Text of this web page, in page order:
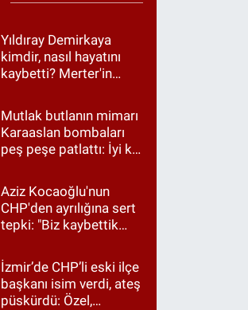
Yıldıray Demirkaya
kimdir, nasıl hayatını
kaybetti? Merter'in
mesajı
Mutlak butlanın mimarı
Karaaslan bombaları
peş peşe patlattı: İyi ki
Aziz Kocaoğlu'nun
CHP'den ayrılığına sert
tepki: "Biz kaybettik
etmedik"
İzmir’de CHP’li eski ilçe
başkanı isim verdi, ateş
püskürdü: Özel,